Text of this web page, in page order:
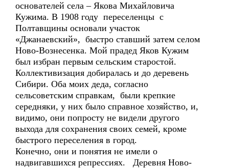
основателей села – Якова Михайловича
Кужима. В 1908 году переселенцы с
Полтавщины основали участок
«Джанаевский», быстро ставший затем селом
Ново-Вознесенка. Мой прадед Яков Кужим
был избран первым сельским старостой.
Коллективизация добиралась и до деревень
Сибири. Оба моих деда, согласно
сельсоветским справкам, были крепкие
середняки, у них было справное хозяйство, и,
видимо, они попросту не видели другого
выхода для сохранения своих семей, кроме
быстрого переселения в город.
Конечно, они и понятия не имели о
надвигавшихся репрессиях. Деревня Ново-